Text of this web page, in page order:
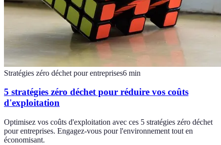
Stratégies zéro déchet pour entreprises6 min
5 stratégies zéro déchet pour réduire vos coûts
d'exploitation
Optimisez vos coûts d'exploitation avec ces 5 stratégies zéro déchet
pour entreprises. Engagez-vous pour l'environnement tout en
économisant.